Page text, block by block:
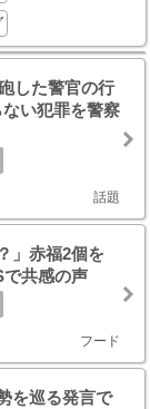
した警官の行
い犯罪を警察
話題
」赤福2個を
共感の声
フード
を巡る発言で